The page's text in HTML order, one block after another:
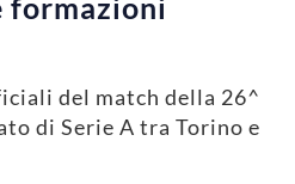
formazioni
del match della 26^
di Serie A tra Torino e